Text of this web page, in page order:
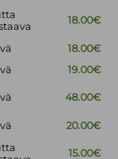
18.00€
18.00€
19.00€
48.00€
20.00€
15.00€